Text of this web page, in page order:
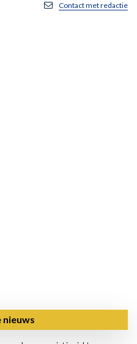
Contact met redactie
nieuws